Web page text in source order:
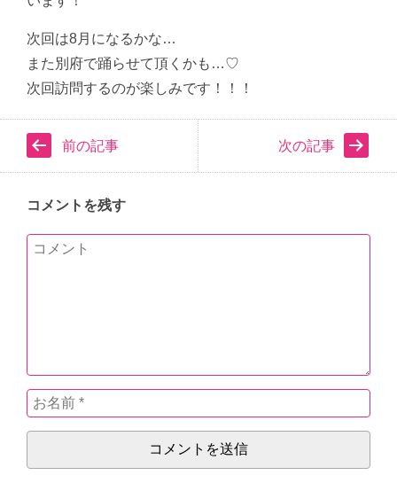
次回は8月になるかな…
また別府で踊らせて頂くかも…♡
次回訪問するのが楽しみです！！！
前の記事 次の記事
コメントを残す